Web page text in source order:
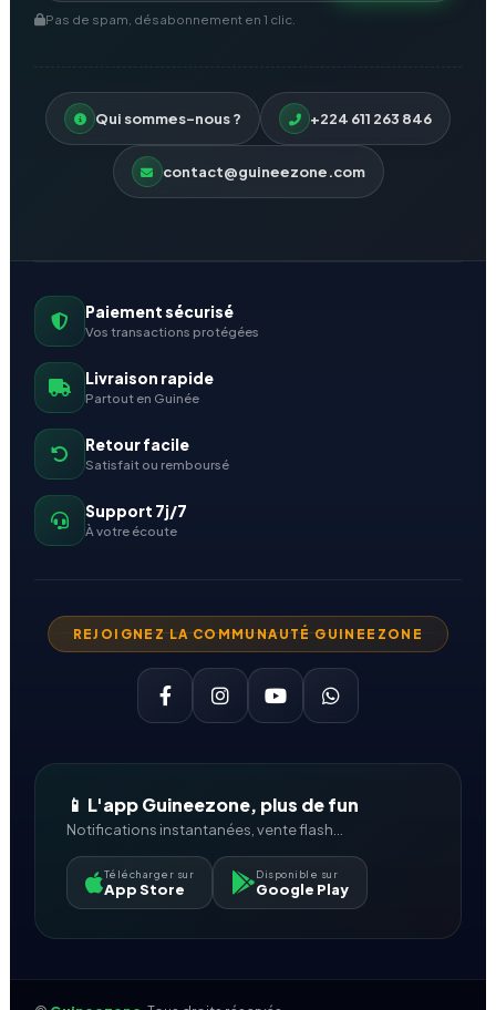
Pas de spam, désabonnement en 1 clic.
Qui sommes-nous ? +224 611 263 846
contact@guineezone.com
Paiement sécurisé
Vos transactions protégées
Livraison rapide
Partout en Guinée
Retour facile
Satisfait ou remboursé
Support 7j/7
À votre écoute
REJOIGNEZ LA COMMUNAUTÉ GUINEEZONE
📱 L'app Guineezone, plus de fun
Notifications instantanées, vente flash...
Télécharger sur
App Store
Disponible sur
Google Play